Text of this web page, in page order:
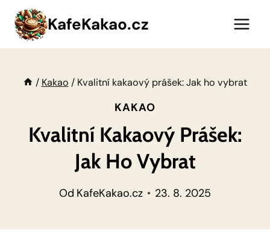
Přeskočit
obsah
KafeKakao.cz
/ Kakao / Kvalitní kakaový prášek: Jak ho vybrat
KAKAO
Kvalitní Kakaový Prášek:
Jak Ho Vybrat
Od KafeKakao.cz 23. 8. 2025